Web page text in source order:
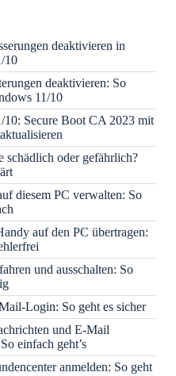
deaktivieren in
10
deaktivieren: So
11/10
10: Secure Boot CA 2023 mit
schädlich oder gefährlich?
diesem PC verwalten: So
auf den PC übertragen:
und ausschalten: So
Login: So geht es sicher
und E-Mail
einfach geht’s
anmelden: So geht